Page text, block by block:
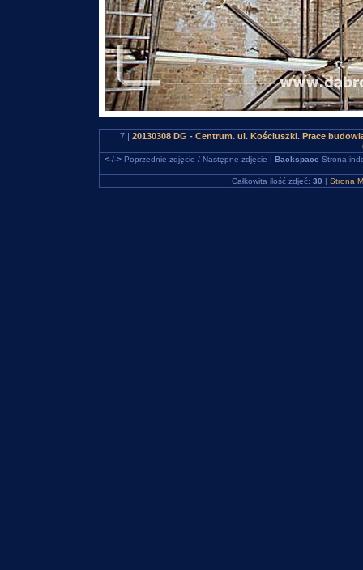
7 | 20130308 DG - Centrum. ul. Kościuszki. Prace
<-/->Poprzednie zdjęcie / Następne zdjęcie | Backspace Strona
Całkowita ilość zdjęć: 30 | Strona